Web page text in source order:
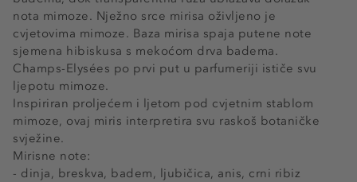
nota mimoze. Nježno srce mirisa oživljeno je
cvjetovima mimoze. Baza mirisa spaja putene note
sjemena hibiskusa s mekoćom drva badema.
Champs-Elysées po prvi put u parfumeriji ističe svu
ljepotu mimoze.
Inspiriran proljećem i ljetom pod cvjetnim stablom
mimoze, ovaj miris interpretira svu raskoš botaničke
svježine.
Mirisne note:
- dinja, breskva, badem, ljubičica, anis, crni ribiz